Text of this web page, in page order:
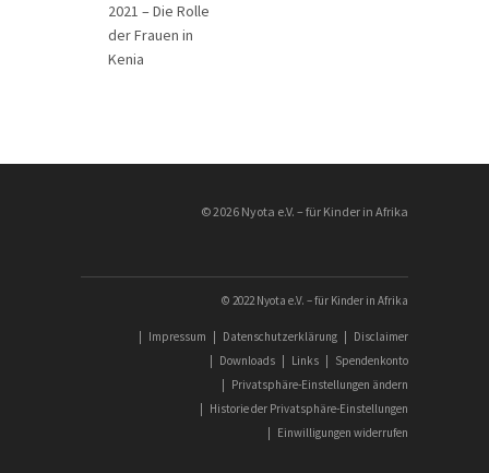
2021 – Die Rolle
der Frauen in
Kenia
© 2026 Nyota e.V. – für Kinder in Afrika
© 2022 Nyota e.V. – für Kinder in Afrika
Impressum Datenschutzerklärung
Disclaimer
Downloads Links
Spendenkonto
Privatsphäre-Einstellungen ändern
Historie der Privatsphäre-Einstellungen
Einwilligungen widerrufen